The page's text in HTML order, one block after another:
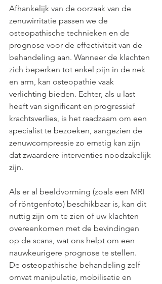
Afhankelijk van de oorzaak van de
zenuwirritatie passen we de
osteopathische technieken en de
prognose voor de effectiviteit van de
behandeling aan. Wanneer de klachten
zich beperken tot enkel pijn in de nek
en arm, kan osteopathie vaak
verlichting bieden. Echter, als u last
heeft van significant en progressief
krachtsverlies, is het raadzaam om een
specialist te bezoeken, aangezien de
zenuwcompressie zo ernstig kan zijn
dat zwaardere interventies noodzakelijk
zijn.
Als er al beeldvorming (zoals een MRI
of röntgenfoto) beschikbaar is, kan dit
nuttig zijn om te zien of uw klachten
overeenkomen met de bevindingen
op de scans, wat ons helpt om een
nauwkeurigere prognose te stellen.
De osteopathische behandeling zelf
omvat manipulatie, mobilisatie en